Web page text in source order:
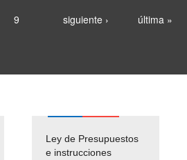
9 siguiente › última »
Ley de Presupuestos
e instrucciones